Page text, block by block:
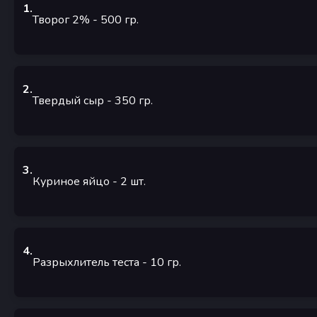
1.
Творог 2% - 500 гр.
2.
Твердый сыр - 350 гр.
3.
Куриное яйцо - 2 шт.
4.
Разрыхлитель теста - 10 гр.